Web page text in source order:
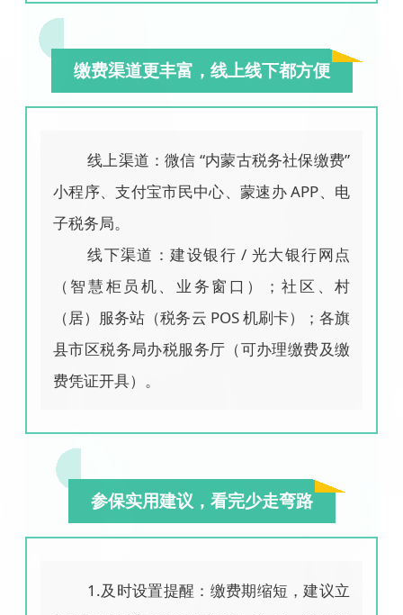
缴费渠道更丰富，线上线下都方便
线上渠道：微信 “内蒙古税务社保缴费”
小程序、支付宝市民中心、蒙速办 APP、电
子税务局。
线下渠道：建设银行 / 光大银行网点
（智慧柜员机、业务窗口）；社区、村
（居）服务站（税务云 POS 机刷卡）；各旗
县市区税务局办税服务厅（可办理缴费及缴
费凭证开具）。
参保实用建议，看完少走弯路
1.及时设置提醒：缴费期缩短，建议立